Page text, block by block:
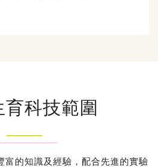
育科技範圍
富的知識及經驗，配合先進的實驗